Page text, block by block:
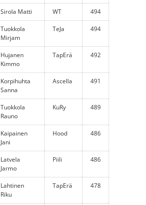
Sirola Matti WT 494
Tuokkola
Mirjam
TeJa 494
Hujanen
Kimmo
TapErä 492
Korpihuhta
Sanna
Ascella 491
Tuokkola
Rauno
KuRy 489
Kaipainen
Jani
Hood 486
Latvela
Jarmo
Piili 486
Lahtinen
Riku
TapErä 478